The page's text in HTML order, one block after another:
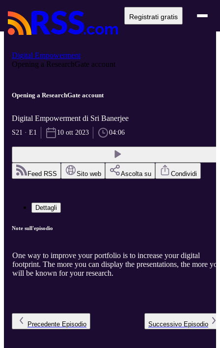
Registrati gratis
Digital Empowerment
Opening a ResearchGate account
Opening a ResearchGate account
Digital Empowerment di Sri Banerjee
S21 · E1 10 ott 2023 04:06
Feed RSS Sito web Ascolta su Condividi
Dettagli
Note sull'episodio
One way to improve your portfolio is to increase your digital
footprint. The more you can display the presentations, the more
will be known for your research.
Precedente Episodio Successivo Episodio